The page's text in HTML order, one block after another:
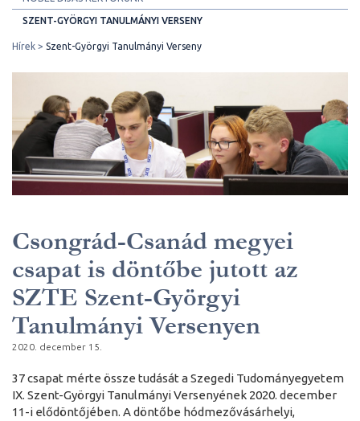
SZENT-GYÖRGYI TANULMÁNYI VERSENY
Hírek Szent-Györgyi Tanulmányi Verseny
Csongrád-Csanád megyei
csapat is döntőbe jutott az
SZTE Szent-Györgyi
Tanulmányi Versenyen
2020. december 15.
37 csapat mérte össze tudását a Szegedi Tudományegyetem
IX. Szent-Györgyi Tanulmányi Versenyének 2020. december
11-i elődöntőjében. A döntőbe hódmezővásárhelyi,